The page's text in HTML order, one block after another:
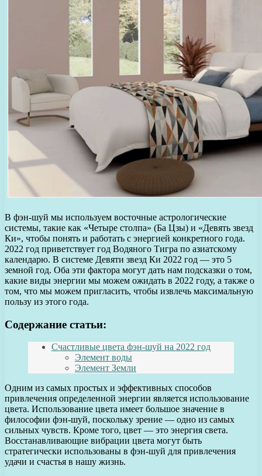
В фэн-шуй мы используем восточные астрологические
системы, такие как «Четыре столпа» (Ба Цзы) и «Девять звезд
Ки», чтобы понять и работать с энергией конкретного года.
2022 год приветствует год Водяного Тигра по азиатскому
календарю. В системе Девяти звезд Ки 2022 год — это 5
земной год. Оба эти фактора могут дать нам подсказки о том,
какие виды энергии мы можем ожидать в 2022 году, а также о
том, что мы можем пригласить, чтобы извлечь максимальную
пользу из этого года.
Содержание статьи:
Счастливые цвета фэн-шуй на 2022 год
Элемент воды
Элемент Земли
Одним из самых простых и эффективных способов
привлечения определенной энергии является использование
цвета. Использование цвета имеет большое значение в
философии фэн-шуй, поскольку зрение — одно из самых
сильных чувств. Кроме того, цвет — это энергия света.
Восстанавливающие вибрации цвета могут быть
стратегически использованы в фэн-шуй для привлечения
удачи и счастья в нашу жизнь.